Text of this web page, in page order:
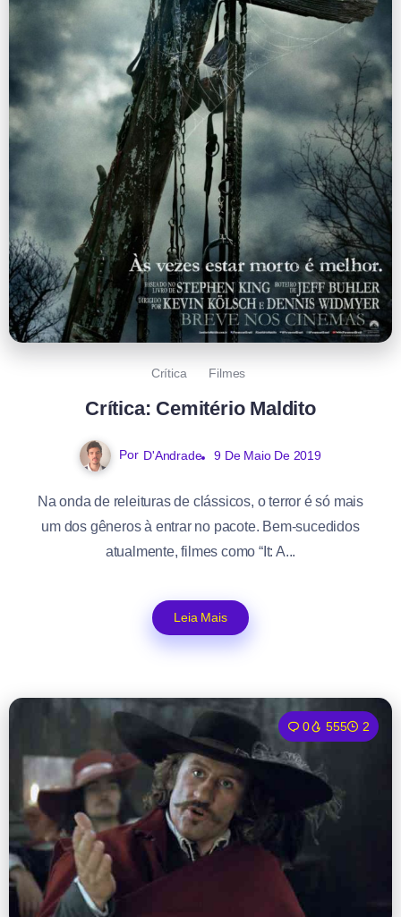
Crítica Filmes
Crítica: Cemitério Maldito
Por D'Andrade 9 De Maio De 2019
Na onda de releituras de clássicos, o terror é só mais
um dos gêneros à entrar no pacote. Bem-sucedidos
atualmente, filmes como “It: A...
Leia Mais
0 555 2